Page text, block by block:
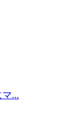
...